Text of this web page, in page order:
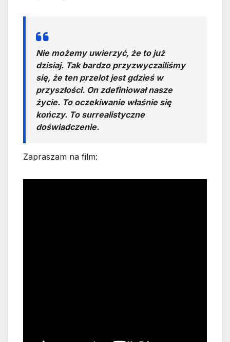
Nie możemy uwierzyć, że to już
dzisiaj. Tak bardzo przyzwyczailiśmy
się, że ten przelot jest gdzieś w
przyszłości. On zdefiniował nasze
życie. To oczekiwanie właśnie się
kończy. To surrealistyczne
doświadczenie.
Zapraszam na film: